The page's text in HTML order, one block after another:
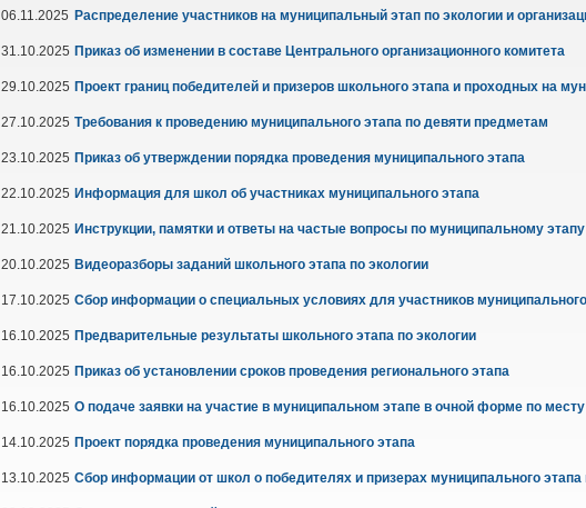
06.11.2025 Распределение участников на муниципальный этап по экологии и
31.10.2025 Приказ об изменении в составе Центрального организационного комитета
29.10.2025 Проект границ победителей и призеров школьного этапа и проходных на
27.10.2025 Требования к проведению муниципального этапа по девяти предметам
23.10.2025 Приказ об утверждении порядка проведения муниципального этапа
22.10.2025 Информация для школ об участниках муниципального этапа
21.10.2025 Инструкции, памятки и ответы на частые вопросы по муниципальному этапу
20.10.2025 Видеоразборы заданий школьного этапа по экологии
17.10.2025 Сбор информации о специальных условиях для участников
16.10.2025 Предварительные результаты школьного этапа по экологии
16.10.2025 Приказ об установлении сроков проведения регионального этапа
16.10.2025 О подаче заявки на участие в муниципальном этапе в очной форме по
14.10.2025 Проект порядка проведения муниципального этапа
13.10.2025 Сбор информации от школ о победителях и призерах муниципального этапа